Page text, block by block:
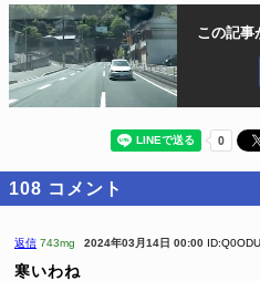
この記事
108 コメント
返信 743mg 2024年03月14日 00:00
寒いわね